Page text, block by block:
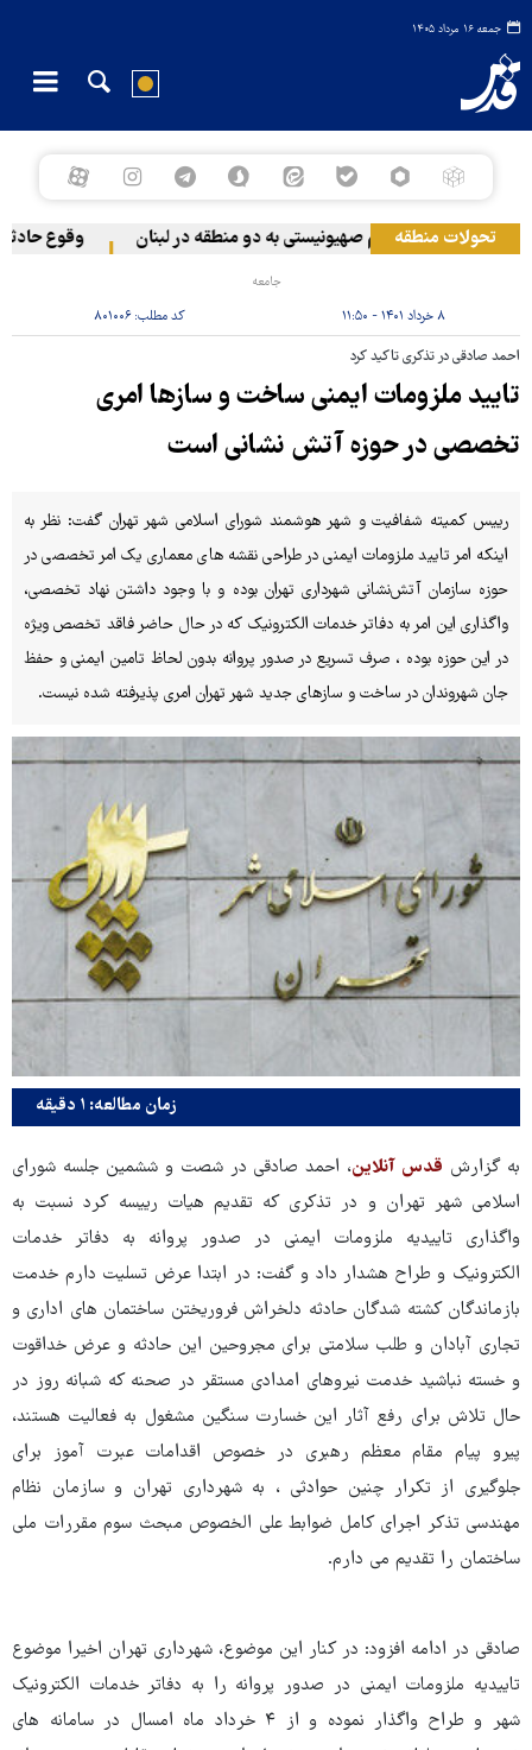
جمعه ۱۶ مرداد ۱۴۰۵
تحولات منطقه
حمله رژیم صهیونیستی به دو منطقه در لبنان وقوع حادثه
جامعه
۸ خرداد ۱۴۰۱ - ۱۱:۵۰ کد مطلب:۸۰۱۰۰۶
احمد صادقی در تذکری تاکید کرد
تایید ملزومات ایمنی ساخت و سازها امری
تخصصی در حوزه آتش نشانی است
رییس کمیته شفافیت و شهر هوشمند شورای اسلامی شهر تهران گفت: نظر به
اینکه امر تایید ملزومات ایمنی در طراحی نقشه های معماری یک امر تخصصی در
حوزه سازمان آتش‌نشانی شهرداری تهران بوده و با وجود داشتن نهاد تخصصی،
واگذاری این امر به دفاتر خدمات الکترونیک که در حال حاضر فاقد تخصص ویژه
در این حوزه بوده ، صرف تسریع در صدور پروانه بدون لحاظ تامین ایمنی و حفظ
جان شهروندان در ساخت و سازهای جدید شهر تهران امری پذیرفته شده نیست.
زمان مطالعه: ۱ دقیقه
به گزارش قدس آنلاین، احمد صادقی در شصت و ششمین جلسه شورای
اسلامی شهر تهران و در تذکری که تقدیم هیات رییسه کرد نسبت به
واگذاری تاییدیه ملزومات ایمنی در صدور پروانه به دفاتر خدمات
الکترونیک و طراح هشدار داد و گفت: در ابتدا عرض تسلیت دارم خدمت
بازماندگان کشته شدگان حادثه دلخراش فروریختن ساختمان های اداری و
تجاری آبادان و طلب سلامتی برای مجروحین این حادثه و عرض خداقوت
و خسته نباشید خدمت نیروهای امدادی مستقر در صحنه که شبانه روز در
حال تلاش برای رفع آثار این خسارت سنگین مشغول به فعالیت هستند،
پیرو پیام مقام معظم رهبری در خصوص اقدامات عبرت آموز برای
جلوگیری از تکرار چنین حوادثی ، به شهرداری تهران و سازمان نظام
مهندسی تذکر اجرای کامل ضوابط علی الخصوص مبحث سوم مقررات ملی
ساختمان را تقدیم می دارم.
صادقی در ادامه افزود: در کنار این موضوع، شهرداری تهران اخیرا موضوع
تاییدیه ملزومات ایمنی در صدور پروانه را به دفاتر خدمات الکترونیک
شهر و طراح واگذار نموده و از ۴ خرداد ماه امسال در سامانه های